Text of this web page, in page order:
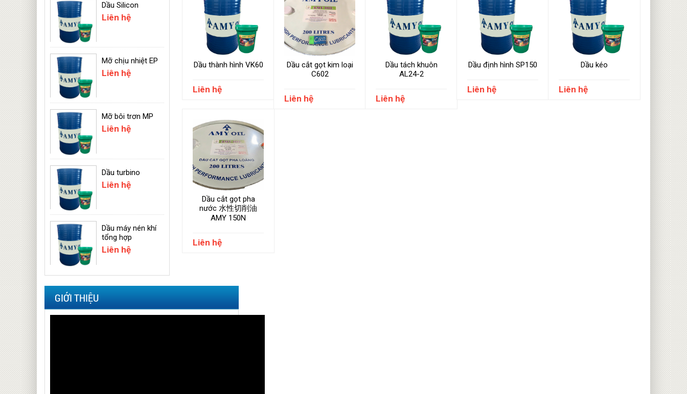
Dầu Silicon
Liên hệ
Mỡ chịu nhiệt EP
Liên hệ
Mỡ bôi trơn MP
Liên hệ
Dầu turbino
Liên hệ
Dầu máy nén khí
tổng hợp
Liên hệ
GIỚI THIỆU
Dầu thành hình VK60
Liên hệ
Dầu cắt gọt kim loại
C602
Liên hệ
Dầu tách khuôn
AL24-2
Liên hệ
Dầu định hình SP150
Liên hệ
Dầu kéo
Liên hệ
Dầu cắt gọt pha
nước 水性切削油
AMY 150N
Liên hệ